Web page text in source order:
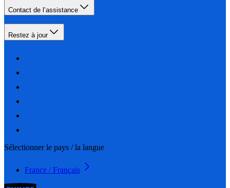
Contact de l’assistance
Restez à jour
Sélectionner le pays / la langue
France / Français